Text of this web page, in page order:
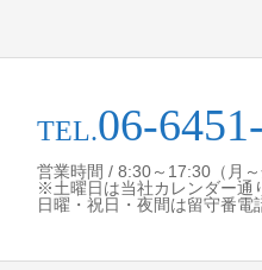
TEL.06-
営業時間 / 8:30～17:30（月～
※土曜日は当社カレンダー通
日曜・祝日・夜間は留守番電